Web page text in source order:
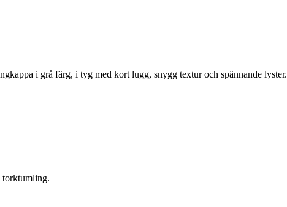
i grå färg, i tyg med kort lugg, snygg textur och spännande lyster.
torktumling.